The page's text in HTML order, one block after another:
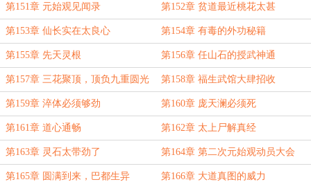
第151章 元始观见闻录 第152章 贫道最近桃花太甚
第153章 仙长实在太良心 第154章 有毒的外功秘籍
第155章 先天灵根 第156章 任山石的授武神通
第157章 三花聚顶，顶负九重圆光 第158章 福生武馆大肆招收
第159章 淬体必须够劲 第160章 庞天澜必须死
第161章 道心通畅 第162章 太上尸解真经
第163章 灵石太带劲了 第164章 第二次元始观动员大会
第165章 圆满到来，巴都生异 第166章 大道真图的威力